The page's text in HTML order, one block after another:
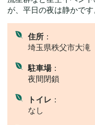
が、平日の夜は静かです
住所 ：
埼玉県秩父市大滝
駐車場：
夜間閉鎖
トイレ ：
なし